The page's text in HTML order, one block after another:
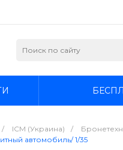
/ ICM (Украина) /
автомобиль/ 1/35